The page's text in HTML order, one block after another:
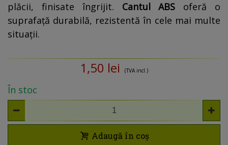
plăcii, finisate îngrijit. Cantul ABS oferă o
suprafață durabilă, rezistentă în cele mai multe
situații.
1,50 lei (TVA incl.)
În stoc
Adaugă în coș